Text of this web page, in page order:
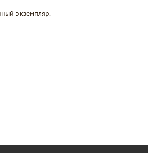
экземпляр.